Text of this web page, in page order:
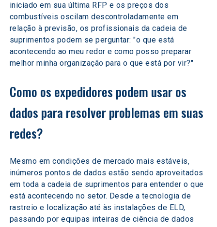
iniciado em sua última RFP e os preços dos
combustíveis oscilam descontroladamente em
relação à previsão, os profissionais da cadeia de
suprimentos podem se perguntar: "o que está
acontecendo ao meu redor e como posso preparar
melhor minha organização para o que está por vir?"
Como os expedidores podem usar os
dados para resolver problemas em suas
redes?
Mesmo em condições de mercado mais estáveis,
inúmeros pontos de dados estão sendo aproveitados
em toda a cadeia de suprimentos para entender o que
está acontecendo no setor. Desde a tecnologia de
rastreio e localização até às instalações de ELD,
passando por equipas inteiras de ciência de dados